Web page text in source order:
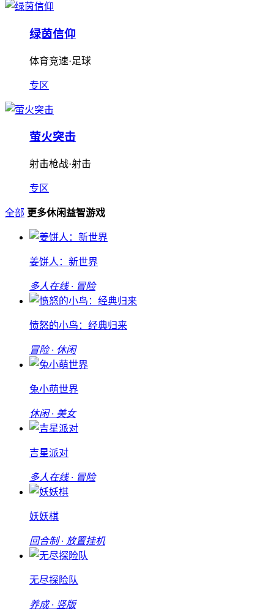
绿茵信仰
体育竞速·足球
专区
萤火突击
射击枪战·射击
专区
全部 更多休闲益智游戏
姜饼人：新世界
多人在线 · 冒险
愤怒的小鸟：经典归来
冒险 · 休闲
兔小萌世界
休闲 · 美女
吉星派对
多人在线 · 冒险
妖妖棋
回合制 · 放置挂机
无尽探险队
养成 · 竖版